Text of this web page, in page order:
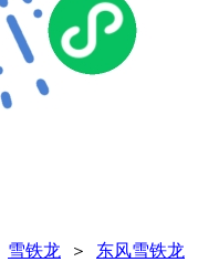
雪铁龙 ＞
东风雪铁龙